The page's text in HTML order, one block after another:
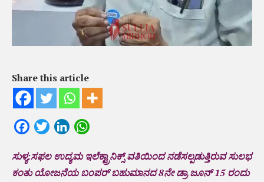
Share this article
FacebookTwitterLinkedIn
ಸುಳ್ಯ:ಸಫಲ ಉದ್ಯಮ ಇಲೆಕ್ಟ್ರಾನಿಕ್ಸ್ ವತಿಯಿಂದ ನಡೆಸಲ್ಪಡುತ್ತಿರುವ ಸುಲಭ
ಕಂತು ಯೋಜನೆಯ ಬಂಪರ್ ಬಹುಮಾನದ 8ನೇ ಡ್ರಾ ಜೂನ್ 15 ರಂದು